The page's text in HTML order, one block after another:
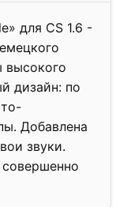
для CS 1.6 -
высокого
дизайн: по
Добавлена
звуки.